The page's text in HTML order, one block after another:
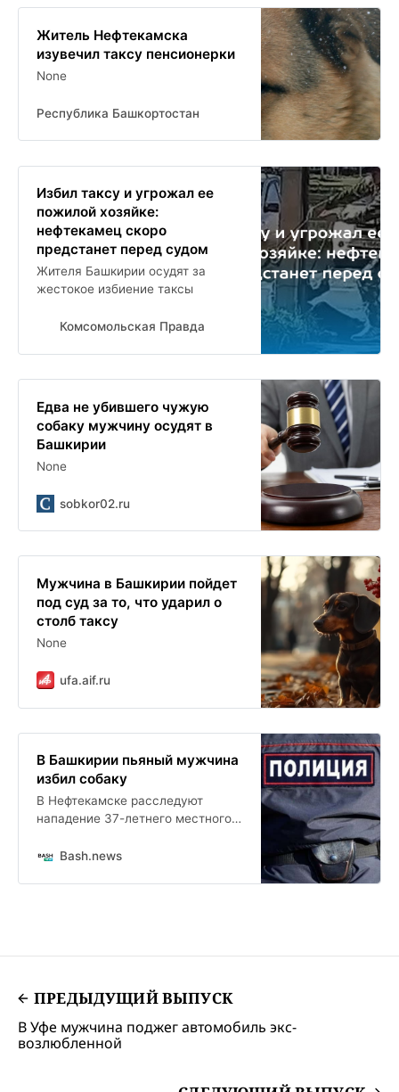
Житель Нефтекамска
изувечил таксу пенсионерки
None
Республика Башкортостан
Избил таксу и угрожал ее
пожилой хозяйке:
нефтекамец скоро
предстанет перед судом
Жителя Башкирии осудят за
жестокое избиение таксы
Комсомольская Правда
Едва не убившего чужую
собаку мужчину осудят в
Башкирии
None
sobkor02.ru
Мужчина в Башкирии пойдет
под суд за то, что ударил о
столб таксу
None
ufa.aif.ru
В Башкирии пьяный мужчина
избил собаку
В Нефтекамске расследуют
нападение 37-летнего местного
Теперь он предстанет перед
Bash.news
ПРЕДЫДУЩИЙ ВЫПУСК
В Уфе мужчина поджег автомобиль экс-
возлюбленной